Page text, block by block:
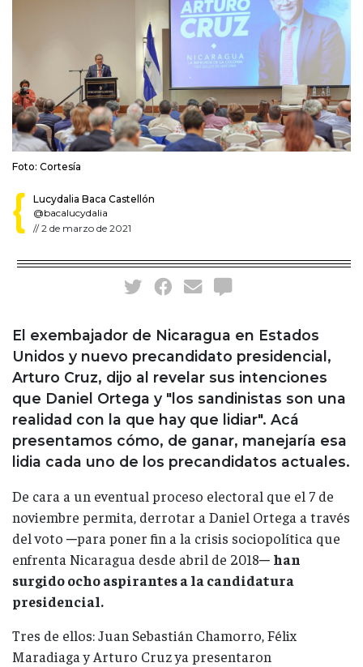
Foto: Cortesía
Lucydalia Baca Castellón
@bacalucydalia
//2 de marzo de 2021
El exembajador de Nicaragua en Estados
Unidos y nuevo precandidato presidencial,
Arturo Cruz, dijo al revelar sus intenciones
que Daniel Ortega y "los sandinistas son una
realidad con la que hay que lidiar". Acá
presentamos cómo, de ganar, manejaría esa
lidia cada uno de los precandidatos actuales.
De cara a un eventual proceso electoral que el 7 de
noviembre permita, derrotar a Daniel Ortega a través
del voto ─para poner fin a la crisis sociopolítica que
enfrenta Nicaragua desde abril de 2018─ han
surgido ocho aspirantes a la candidatura
presidencial.
Tres de ellos: Juan Sebastián Chamorro, Félix
Maradiaga y Arturo Cruz ya presentaron